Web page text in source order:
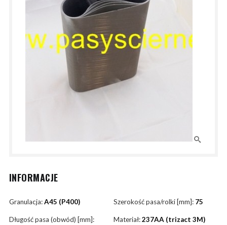
INFORMACJE
Granulacja:A45 (P400) Szerokość pasa/rolki [mm]: 75
Długość pasa (obwód) [mm]:
Materiał:237AA (trizact 3M)